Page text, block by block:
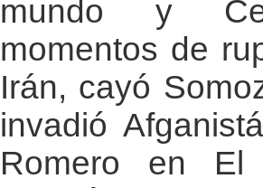
mundo y
momentos de
Irán, cayó
invadió
Romero en El